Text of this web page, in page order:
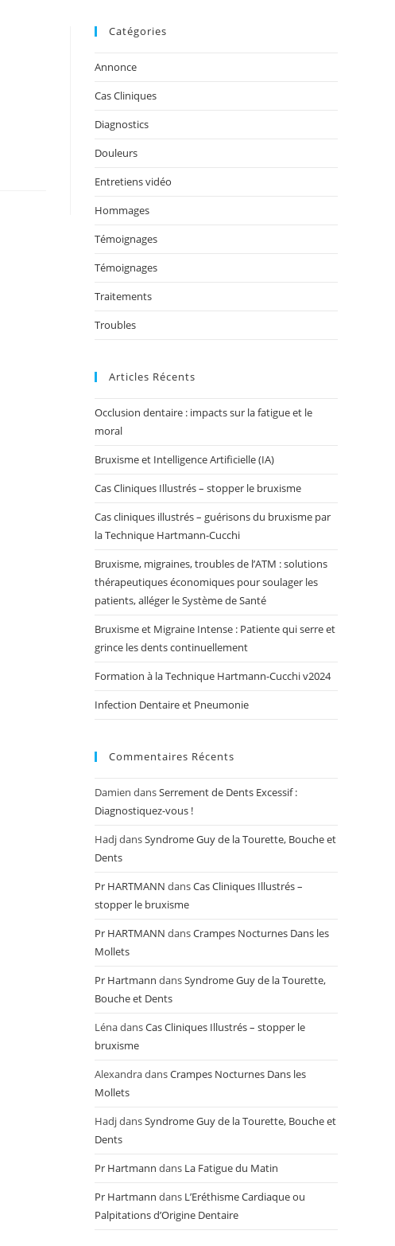
Catégories
Annonce
Cas Cliniques
Diagnostics
Douleurs
Entretiens vidéo
Hommages
Témoignages
Témoignages
Traitements
Troubles
Articles Récents
Occlusion dentaire : impacts sur la fatigue et le
moral
Bruxisme et Intelligence Artificielle (IA)
Cas Cliniques Illustrés – stopper le bruxisme
Cas cliniques illustrés – guérisons du bruxisme par
la Technique Hartmann-Cucchi
Bruxisme, migraines, troubles de l’ATM : solutions
thérapeutiques économiques pour soulager les
patients, alléger le Système de Santé
Bruxisme et Migraine Intense : Patiente qui serre et
grince les dents continuellement
Formation à la Technique Hartmann-Cucchi v2024
Infection Dentaire et Pneumonie
Commentaires Récents
Damien dansSerrement de Dents Excessif :
Diagnostiquez-vous !
HadjdansSyndrome Guy de la Tourette, Bouche et
Dents
Pr HARTMANN dansCas Cliniques Illustrés –
stopper le bruxisme
Pr HARTMANN dansCrampes Nocturnes Dans les
Mollets
Pr Hartmann dansSyndrome Guy de la Tourette,
Bouche et Dents
LénadansCas Cliniques Illustrés – stopper le
bruxisme
AlexandradansCrampes Nocturnes Dans les
Mollets
HadjdansSyndrome Guy de la Tourette, Bouche et
Dents
Pr Hartmann dans La Fatigue du Matin
Pr Hartmann dans L’Eréthisme Cardiaque ou
Palpitations d’Origine Dentaire